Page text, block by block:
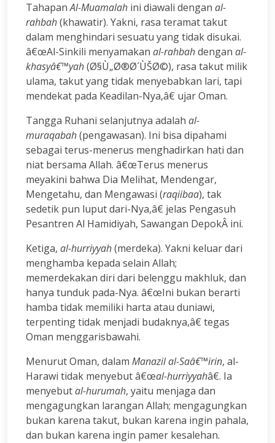
TahapanAl-Muamalah ini diawali dengan al-
rahbah(khawatir). Yakni, rasa teramat takut
dalam menghindari sesuatu yang tidak disukai.
â€œAl-Sinkili menyamakan al-rahbahdengan al-
khasyâ€™yah(Ø§Ù„Ø®Ø´ÙŠØ©), rasa takut milik
ulama, takut yang tidak menyebabkan lari, tapi
mendekat pada Keadilan-Nya,â€ ujar Oman.
Tangga Ruhani selanjutnya adalah al-
muraqabah(pengawasan). Ini bisa dipahami
sebagai terus-menerus menghadirkan hati dan
niat bersama Allah. â€œTerus menerus
meyakini bahwa Dia Melihat, Mendengar,
Mengetahu, dan Mengawasi (raqiibaa), tak
sedetik pun luput dari-Nya,â€ jelas Pengasuh
Pesantren Al Hamidiyah, Sawangan DepokÂ ini.
Ketiga, al-hurriyyah(merdeka). Yakni keluar dari
menghamba kepada selain Allah;
memerdekakan diri dari belenggu makhluk, dan
hanya tunduk pada-Nya. â€œIni bukan berarti
hamba tidak memiliki harta atau duniawi,
terpenting tidak menjadi budaknya,â€ tegas
Oman menggarisbawahi.
Menurut Oman, dalam Manazil al-Saâ€™irin, al-
Harawi tidak menyebut â€œal-hurriyyahâ€. Ia
menyebutal-hurumah, yaitu menjaga dan
mengagungkan larangan Allah; mengagungkan
bukan karena takut, bukan karena ingin pahala,
dan bukan karena ingin pamer kesalehan.